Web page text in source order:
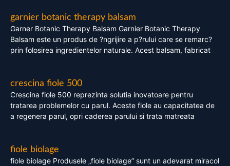
garnier botanic therapy balsam
Garner Botanic Therapy Balsam Garnier Botanic Therapy
Balsam este un produs de ?ngrijire a p?rului care se remarc?
prin folosirea ingredientelor naturale. Acest balsam, fabricat
crescina fiole 500
Crescina fiole 500 reprezinta solutia inovatoare pentru
tratarea problemelor cu parul. Aceste fiole au capacitatea de
a regenera parul, opri caderea parului si trata matreata
fiole biolage
fiole biolage Produsele „fiole biolage” sunt un adevarat miracol